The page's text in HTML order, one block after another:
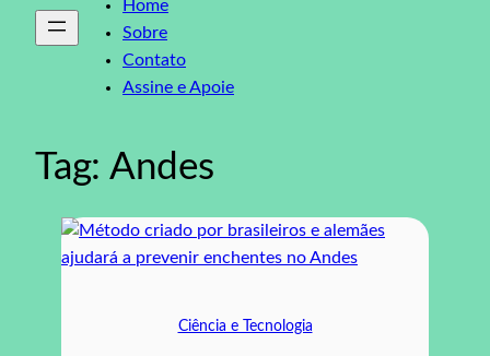
Home
Sobre
Contato
Assine e Apoie
Tag: Andes
Ciência e Tecnologia